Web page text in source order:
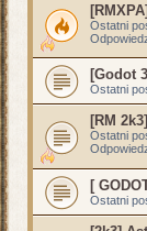
Ostatni
[Godot
Ostatni
[RM
Ostatni
[
Ostatni